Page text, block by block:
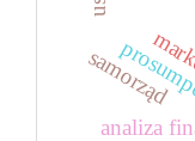
analiza
samorząd